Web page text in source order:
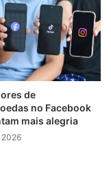
de
no Facebook
mais alegria
2026